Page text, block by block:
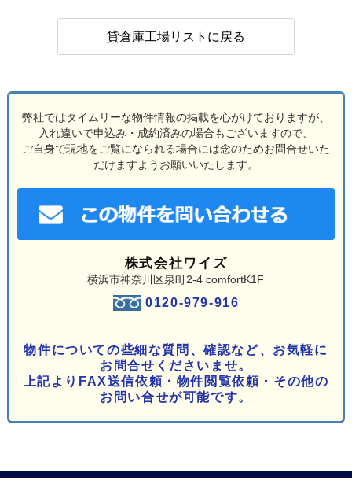
貸倉庫工場リストに戻る
弊社ではタイムリーな物件情報の掲載を心がけておりますが、
入れ違いで申込み・成約済みの場合もございますので、
ご自身で現地をご覧になられる場合には念のためお問合せいた
だけますようお願いいたします。
株式会社ワイズ
横浜市神奈川区泉町2-4 comfortK1F
0120-979-916
物件についての些細な質問、確認など、お気軽に
お問合せくださいませ。
上記よりFAX送信依頼・物件閲覧依頼・その他の
お問い合せが可能です。